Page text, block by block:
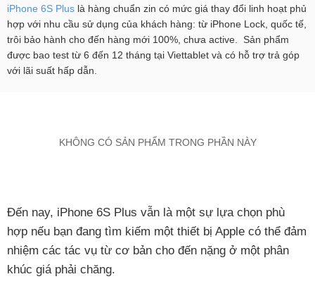
iPhone 6S Plus là hàng chuẩn zin có mức giá thay đổi linh hoạt phủ
hợp với nhu cầu sử dụng của khách hàng: từ iPhone Lock, quốc tế,
trôi bảo hành cho đến hàng mới 100%, chưa active. Sản phẩm
được bao test từ 6 đến 12 tháng tại Viettablet và có hỗ trợ trả góp
với lãi suất hấp dẫn.
KHÔNG CÓ SẢN PHẨM TRONG PHẦN NÀY
Đến nay, iPhone 6S Plus vẫn là một sự lựa chọn phù
hợp nếu bạn đang tìm kiếm một thiết bị Apple có thể đảm
nhiệm các tác vụ từ cơ bản cho đến nặng ở một phân
khúc giá phải chăng.